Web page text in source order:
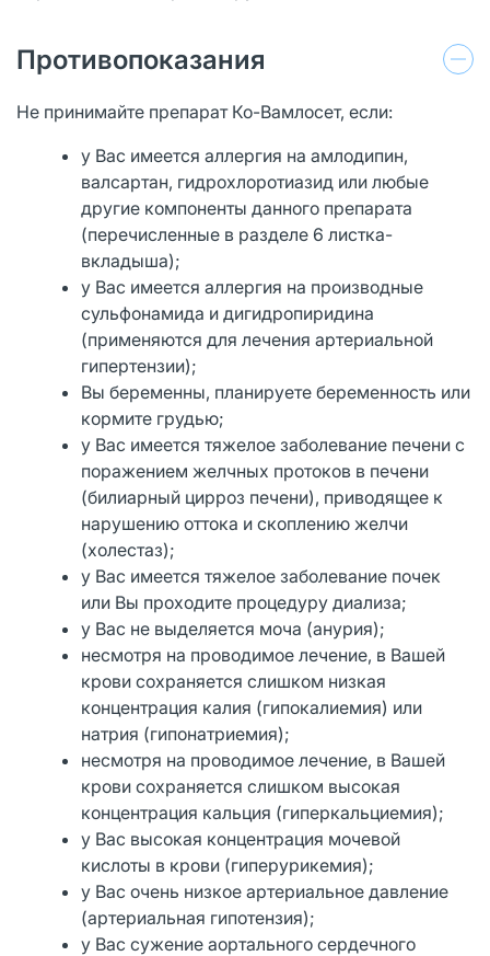
Противопоказания
Не принимайте препарат Ко-Вамлосет, если:
у Вас имеется аллергия на амлодипин,
валсартан, гидрохлоротиазид или любые
другие компоненты данного препарата
(перечисленные в разделе 6 листка-
вкладыша);
у Вас имеется аллергия на производные
сульфонамида и дигидропиридина
(применяются для лечения артериальной
гипертензии);
Вы беременны, планируете беременность или
кормите грудью;
у Вас имеется тяжелое заболевание печени с
поражением желчных протоков в печени
(билиарный цирроз печени), приводящее к
нарушению оттока и скоплению желчи
(холестаз);
у Вас имеется тяжелое заболевание почек
или Вы проходите процедуру диализа;
у Вас не выделяется моча (анурия);
несмотря на проводимое лечение, в Вашей
крови сохраняется слишком низкая
концентрация калия (гипокалиемия) или
натрия (гипонатриемия);
несмотря на проводимое лечение, в Вашей
крови сохраняется слишком высокая
концентрация кальция (гиперкальциемия);
у Вас высокая концентрация мочевой
кислоты в крови (гиперурикемия);
у Вас очень низкое артериальное давление
(артериальная гипотензия);
у Вас сужение аортального сердечного